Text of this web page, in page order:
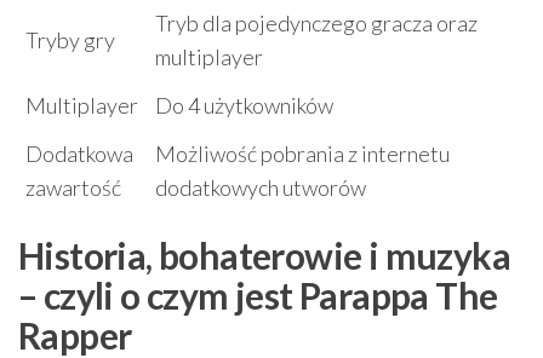
Tryby gry
Tryb dla pojedynczego gracza oraz
multiplayer
Multiplayer
Do 4 użytkowników
Dodatkowa
zawartość
Możliwość pobrania z internetu
dodatkowych utworów
Historia, bohaterowie i muzyka
– czyli o czym jest Parappa The
Rapper